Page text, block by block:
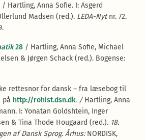
Hartling, Anna Sofie. I: Asgerd
Madsen (red.). LEDA-Nytnr. 72.
28 / Hartling, Anna Sofie, Michael
& Jørgen Schack (red.). Bogense:
rettesnor for dansk – fra læsebog til
på http://rohist.dsn.dk. / Hartling, Anna
I: Yonatan Goldshtein, Inger
& Tina Thode Hougaard (red.). 18.
af Dansk Sprog. Århus: NORDISK,